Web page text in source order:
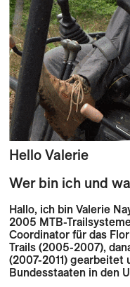
HelloValerie
Wer bin ich und
Hallo, ich bin Valerie
2005 MTB-
Coordinator für das
Trails (2005-2007),
(2007-2011) gearbeitet
Bundesstaaten in den